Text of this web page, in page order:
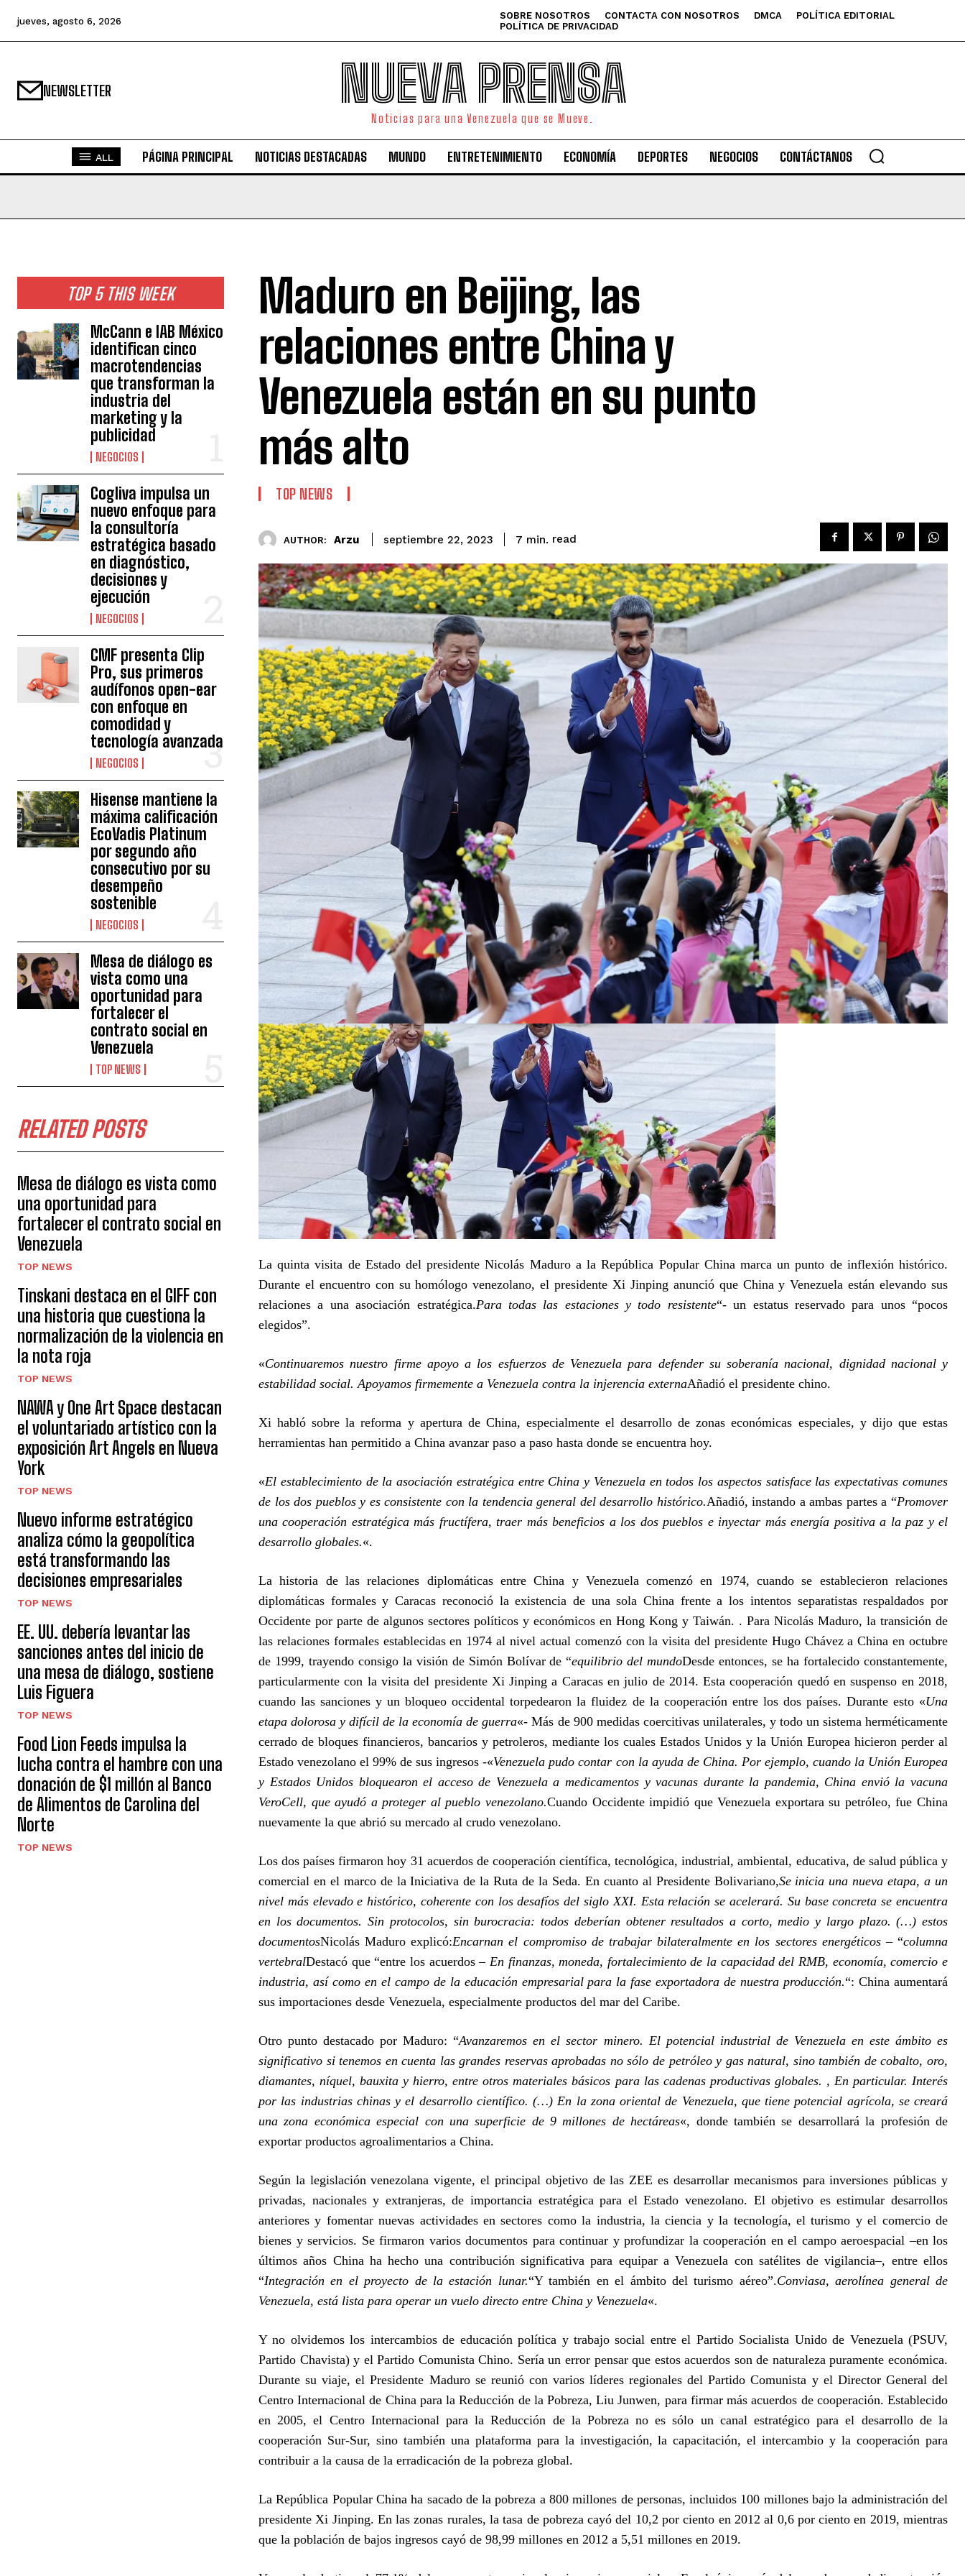
I WANT IN
I've read and accept thePrivacy Policy.
Arzu
jueves, agosto 6, 2026 SOBRE NOSOTROS CONTACTA CON NOSOTROS DMCA
POLÍTICA EDITORIAL
POLÍTICA DE PRIVACIDAD
NEWSLETTER NUEVA PRENSA
Noticias para una Venezuela que se Mueve.
ALL PÁGINA PRINCIPAL NOTICIAS DESTACADAS MUNDO ENTRETENIMIENTO ECONOMÍA DEPORTES NEGOCIOS CONTÁCTANOS
TOP 5 THIS WEEK
McCann e IAB México
identifican cinco
macrotendencias
que transforman la
industria del
marketing y la
publicidad
NEGOCIOS
Cogliva impulsa un
nuevo enfoque para
la consultoría
estratégica basado
en diagnóstico,
decisiones y
ejecución
NEGOCIOS
CMF presenta Clip
Pro, sus primeros
audífonos open-ear
con enfoque en
comodidad y
tecnología avanzada
NEGOCIOS
Hisense mantiene la
máxima calificación
EcoVadis Platinum
por segundo año
consecutivo por su
desempeño
sostenible
NEGOCIOS
Mesa de diálogo es
vista como una
oportunidad para
fortalecer el
contrato social en
Venezuela
TOP NEWS
RELATED POSTS
Mesa de diálogo es vista como
una oportunidad para
fortalecer el contrato social en
Venezuela
TOP NEWS
Tinskani destaca en el GIFF con
una historia que cuestiona la
normalización de la violencia en
la nota roja
TOP NEWS
NAWA y One Art Space destacan
el voluntariado artístico con la
exposición Art Angels en Nueva
York
TOP NEWS
Nuevo informe estratégico
analiza cómo la geopolítica
está transformando las
decisiones empresariales
TOP NEWS
EE. UU. debería levantar las
sanciones antes del inicio de
una mesa de diálogo, sostiene
Luis Figuera
TOP NEWS
Food Lion Feeds impulsa la
lucha contra el hambre con una
donación de $1 millón al Banco
de Alimentos de Carolina del
Norte
TOP NEWS
Maduro en Beijing, las
relaciones entre China y
Venezuela están en su punto
más alto
TOP NEWS
AUTHOR: Arzu septiembre 22, 2023 7 min. read
La quinta visita de Estado del presidente Nicolás Maduro a la República Popular China marca un punto de inflexión histórico.
Durante el encuentro con su homólogo venezolano, el presidente Xi Jinping anunció que China y Venezuela están elevando sus
relaciones a una asociación estratégica.Para todas las estaciones y todo resistente“- un estatus reservado para unos “pocos
elegidos”.
«Continuaremos nuestro firme apoyo a los esfuerzos de Venezuela para defender su soberanía nacional, dignidad nacional y
estabilidad social. Apoyamos firmemente a Venezuela contra la injerencia externaAñadió el presidente chino.
Xi habló sobre la reforma y apertura de China, especialmente el desarrollo de zonas económicas especiales, y dijo que estas
herramientas han permitido a China avanzar paso a paso hasta donde se encuentra hoy.
«El establecimiento de la asociación estratégica entre China y Venezuela en todos los aspectos satisface las expectativas comunes
de los dos pueblos y es consistente con la tendencia general del desarrollo histórico.Añadió, instando a ambas partes a “Promover
una cooperación estratégica más fructífera, traer más beneficios a los dos pueblos e inyectar más energía positiva a la paz y el
desarrollo globales.«.
La historia de las relaciones diplomáticas entre China y Venezuela comenzó en 1974, cuando se establecieron relaciones
diplomáticas formales y Caracas reconoció la existencia de una sola China frente a los intentos separatistas respaldados por
Occidente por parte de algunos sectores políticos y económicos en Hong Kong y Taiwán. . Para Nicolás Maduro, la transición de
las relaciones formales establecidas en 1974 al nivel actual comenzó con la visita del presidente Hugo Chávez a China en octubre
de 1999, trayendo consigo la visión de Simón Bolívar de “equilibrio del mundoDesde entonces, se ha fortalecido constantemente,
particularmente con la visita del presidente Xi Jinping a Caracas en julio de 2014. Esta cooperación quedó en suspenso en 2018,
cuando las sanciones y un bloqueo occidental torpedearon la fluidez de la cooperación entre los dos países. Durante esto «Una
etapa dolorosa y difícil de la economía de guerra«- Más de 900 medidas coercitivas unilaterales, y todo un sistema herméticamente
cerrado de bloques financieros, bancarios y petroleros, mediante los cuales Estados Unidos y la Unión Europea hicieron perder al
Estado venezolano el 99% de sus ingresos -«Venezuela pudo contar con la ayuda de China. Por ejemplo, cuando la Unión Europea
y Estados Unidos bloquearon el acceso de Venezuela a medicamentos y vacunas durante la pandemia, China envió la vacuna
VeroCell, que ayudó a proteger al pueblo venezolano.Cuando Occidente impidió que Venezuela exportara su petróleo, fue China
nuevamente la que abrió su mercado al crudo venezolano.
Los dos países firmaron hoy 31 acuerdos de cooperación científica, tecnológica, industrial, ambiental, educativa, de salud pública y
comercial en el marco de la Iniciativa de la Ruta de la Seda. En cuanto al Presidente Bolivariano,Se inicia una nueva etapa, a un
nivel más elevado e histórico, coherente con los desafíos del siglo XXI. Esta relación se acelerará. Su base concreta se encuentra
en los documentos. Sin protocolos, sin burocracia: todos deberían obtener resultados a corto, medio y largo plazo. (…) estos
documentosNicolás Maduro explicó:Encarnan el compromiso de trabajar bilateralmente en los sectores energéticos– “columna
vertebralDestacó que “entre los acuerdos – En finanzas, moneda, fortalecimiento de la capacidad del RMB, economía, comercio e
industria, así como en el campo de la educación empresarial para la fase exportadora de nuestra producción.“: China aumentará
sus importaciones desde Venezuela, especialmente productos del mar del Caribe.
Otro punto destacado por Maduro: “Avanzaremos en el sector minero. El potencial industrial de Venezuela en este ámbito es
significativo si tenemos en cuenta las grandes reservas aprobadas no sólo de petróleo y gas natural, sino también de cobalto, oro,
diamantes, níquel, bauxita y hierro, entre otros materiales básicos para las cadenas productivas globales. , En particular. Interés
por las industrias chinas y el desarrollo científico. (…) En la zona oriental de Venezuela, que tiene potencial agrícola, se creará
una zona económica especial con una superficie de 9 millones de hectáreas«, donde también se desarrollará la profesión de
exportar productos agroalimentarios a China.
Según la legislación venezolana vigente, el principal objetivo de las ZEE es desarrollar mecanismos para inversiones públicas y
privadas, nacionales y extranjeras, de importancia estratégica para el Estado venezolano. El objetivo es estimular desarrollos
anteriores y fomentar nuevas actividades en sectores como la industria, la ciencia y la tecnología, el turismo y el comercio de
bienes y servicios. Se firmaron varios documentos para continuar y profundizar la cooperación en el campo aeroespacial –en los
últimos años China ha hecho una contribución significativa para equipar a Venezuela con satélites de vigilancia–, entre ellos
“Integración en el proyecto de la estación lunar.“Y también en el ámbito del turismo aéreo”.Conviasa, aerolínea general de
Venezuela, está lista para operar un vuelo directo entre China y Venezuela«.
Y no olvidemos los intercambios de educación política y trabajo social entre el Partido Socialista Unido de Venezuela (PSUV,
Partido Chavista) y el Partido Comunista Chino. Sería un error pensar que estos acuerdos son de naturaleza puramente económica.
Durante su viaje, el Presidente Maduro se reunió con varios líderes regionales del Partido Comunista y el Director General del
Centro Internacional de China para la Reducción de la Pobreza, Liu Junwen, para firmar más acuerdos de cooperación. Establecido
en 2005, el Centro Internacional para la Reducción de la Pobreza no es sólo un canal estratégico para el desarrollo de la
cooperación Sur-Sur, sino también una plataforma para la investigación, la capacitación, el intercambio y la cooperación para
contribuir a la causa de la erradicación de la pobreza global.
La República Popular China ha sacado de la pobreza a 800 millones de personas, incluidos 100 millones bajo la administración del
presidente Xi Jinping. En las zonas rurales, la tasa de pobreza cayó del 10,2 por ciento en 2012 al 0,6 por ciento en 2019, mientras
que la población de bajos ingresos cayó de 98,99 millones en 2012 a 5,51 millones en 2019.